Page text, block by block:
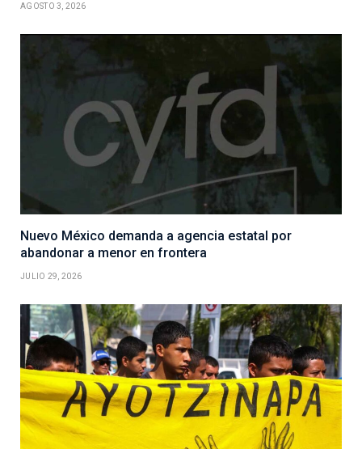
AGOSTO 3, 2026
Nuevo México demanda a agencia estatal por
abandonar a menor en frontera
JULIO 29, 2026